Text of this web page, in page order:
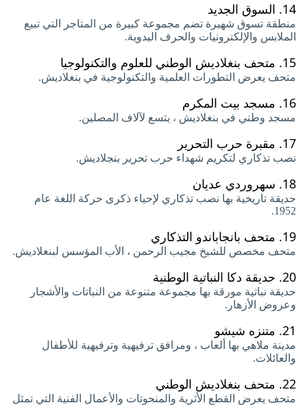
14. السوق الجديد
منطقة تسوق شهيرة تضم مجموعة كبيرة من المتاجر التي تبيع
الملابس والإلكترونيات والحرف اليدوية.
15. متحف بنغلاديش الوطني للعلوم والتكنولوجيا
متحف يعرض التطورات العلمية والتكنولوجية في بنغلاديش.
16. مسجد بيت المكرم
مسجد وطني في بنغلاديش ، يتسع لآلاف المصلين.
17. مقبرة حرب التحرير
نصب تذكاري لتكريم شهداء حرب تحرير بنجلاديش.
18. سهروردي عديان
حديقة تاريخية بها نصب تذكاري لإحياء ذكرى حركة اللغة عام
1952.
19. متحف بانجاباندو التذكاري
متحف مخصص للشيخ مجيب الرحمن ، الأب المؤسس لبنغلاديش.
20. حديقة دكا النباتية الوطنية
حديقة نباتية مورقة بها مجموعة متنوعة من النباتات والأشجار
وعروض الأزهار.
21. متنزه شيشو
مدينة ملاهي بها ألعاب ، ومرافق ترفيهية وترفيهية للأطفال
والعائلات.
22. متحف بنغلاديش الوطني
متحف يعرض القطع الأثرية والمنحوتات والأعمال الفنية التي تمثل